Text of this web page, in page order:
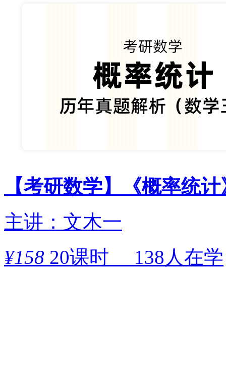
【考研数学】《概率统
主讲：文木一
¥158 20课时 138人在学